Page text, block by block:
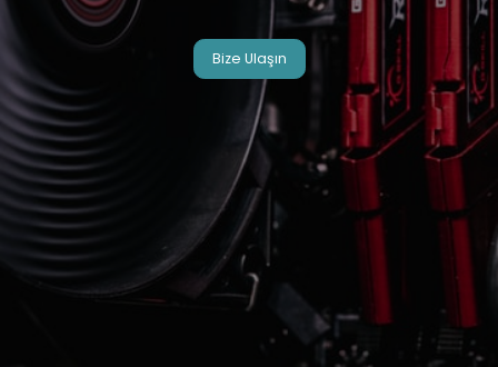
Bize Ulaşın